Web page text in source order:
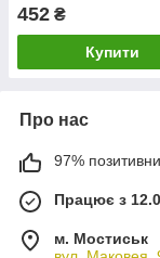
452 ₴
Купити
Про нас
97%
Працює з
м. Мостиськ